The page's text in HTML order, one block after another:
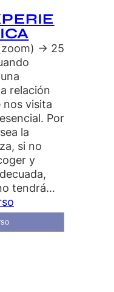
→ 25
relación
nos visita
Por
la
si no
y
tendrá…